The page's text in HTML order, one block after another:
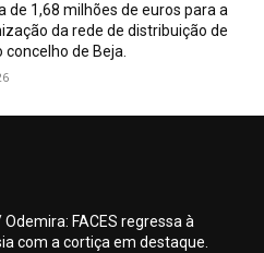
de 1,68 milhões de euros para a
da rede de distribuição de
concelho de Beja.
FACES regressa à
com a cortiça em destaque.